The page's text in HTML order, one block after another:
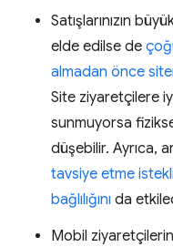
Satışlarınızın
elde edilse de
almadan önce
Site ziyaretçilere
sunmuyorsa
düşebilir. Ayrıca,
tavsiye etme
bağlılığını da
Mobil